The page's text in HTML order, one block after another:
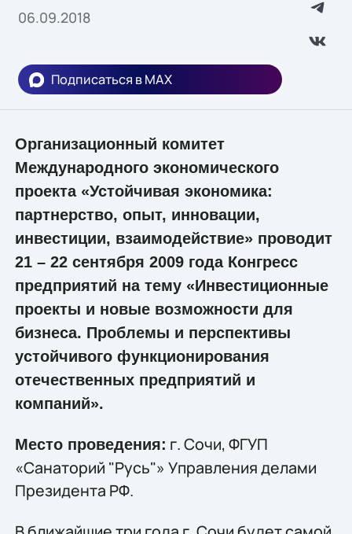
06.09.2018
Подписаться в MAX
Организационный комитет
Международного экономического
проекта «Устойчивая экономика:
партнерство, опыт, инновации,
инвестиции, взаимодействие» проводит
21 – 22 сентября 2009 года Конгресс
предприятий на тему «Инвестиционные
проекты и новые возможности для
бизнеса. Проблемы и перспективы
устойчивого функционирования
отечественных предприятий и
компаний».
Место проведения: г. Сочи, ФГУП
«Санаторий "Русь"» Управления делами
Президента РФ.